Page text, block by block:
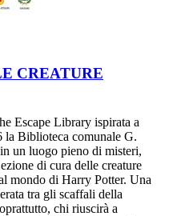
CREATURE
Escape Library ispirata a
la Biblioteca comunale G.
un luogo pieno di misteri,
di cura delle creature
mondo di Harry Potter. Una
tra gli scaffali della
chi riuscirà a